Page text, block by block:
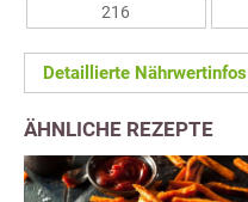
216
Detaillierte Nährwertinfos
ÄHNLICHE REZEPTE